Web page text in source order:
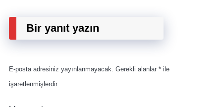
Bir yanıt yazın
E-posta adresiniz yayınlanmayacak. Gerekli alanlar * ile
işaretlenmişlerdir